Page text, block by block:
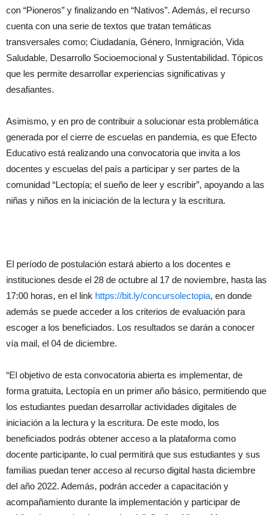
con “Pioneros” y finalizando en “Nativos”. Además, el recurso
cuenta con una serie de textos que tratan temáticas
transversales como; Ciudadanía, Género, Inmigración, Vida
Saludable, Desarrollo Socioemocional y Sustentabilidad. Tópicos
que les permite desarrollar experiencias significativas y
desafiantes.
Asimismo, y en pro de contribuir a solucionar esta problemática
generada por el cierre de escuelas en pandemia, es que Efecto
Educativo está realizando una convocatoria que invita a los
docentes y escuelas del país a participar y ser partes de la
comunidad “Lectopía; el sueño de leer y escribir”, apoyando a las
niñas y niños en la iniciación de la lectura y la escritura.
El período de postulación estará abierto a los docentes e
instituciones desde el 28 de octubre al 17 de noviembre, hasta las
17:00 horas, en el link https://bit.ly/concursolectopia, en donde
además se puede acceder a los criterios de evaluación para
escoger a los beneficiados. Los resultados se darán a conocer
vía mail, el 04 de diciembre.
“El objetivo de esta convocatoria abierta es implementar, de
forma gratuita, Lectopía en un primer año básico, permitiendo que
los estudiantes puedan desarrollar actividades digitales de
iniciación a la lectura y la escritura. De este modo, los
beneficiados podrás obtener acceso a la plataforma como
docente participante, lo cual permitirá que sus estudiantes y sus
familias puedan tener acceso al recurso digital hasta diciembre
del año 2022. Además, podrán acceder a capacitación y
acompañamiento durante la implementación y participar de